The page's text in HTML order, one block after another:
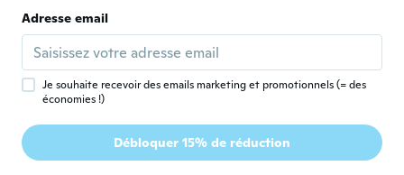
bonito de talla perfecto muchísimas
Gracias Wish👌🏼😊✅
il y a 6 ans
Inscrit depuis 2019 106 avis · 6 chargements
Adresse email
Je souhaite recevoir des emails marketing et promotionnels (= des
économies !)
Débloquer 15% de réduction